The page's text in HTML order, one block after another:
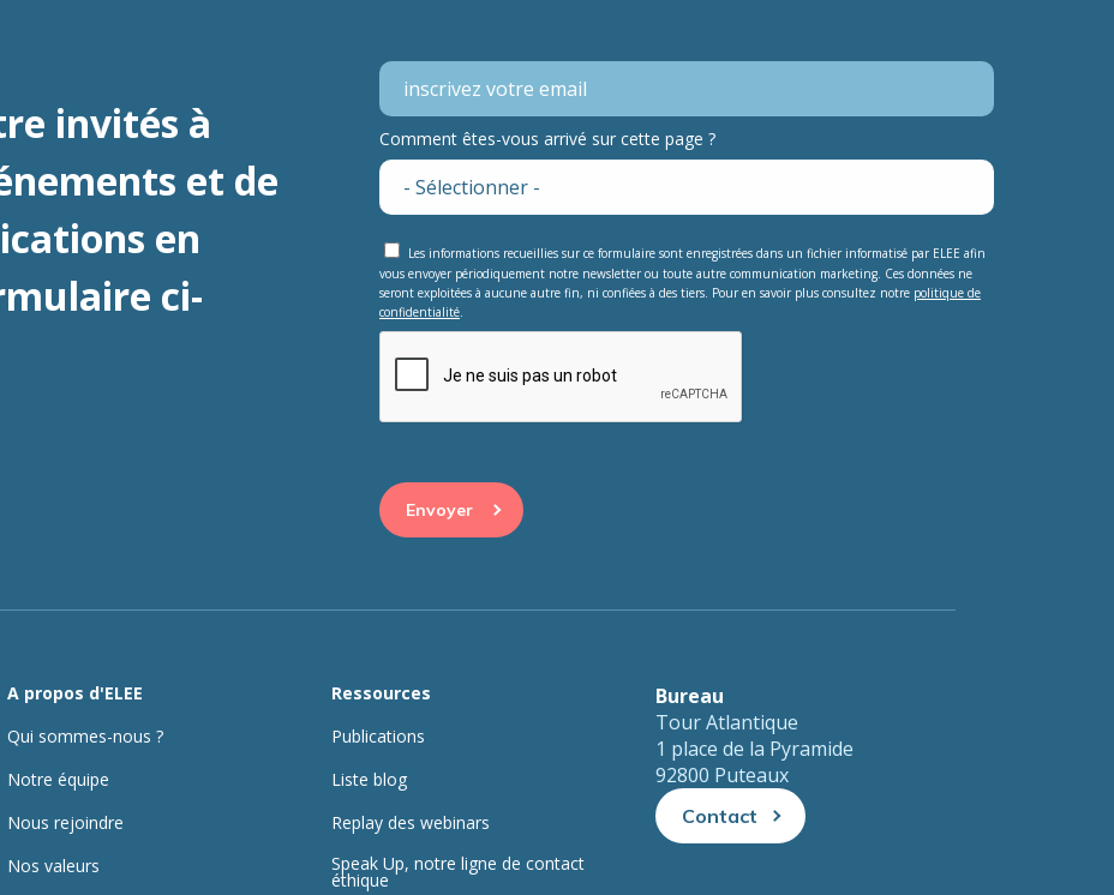
invités à
et de
en
ci-
Comment êtes-vous arrivé sur cette page ?
Les informations recueillies sur ce formulaire sont enregistrées dans un fichier informatisé par ELEE afin
vous envoyer périodiquement notre newsletter ou toute autre communication marketing. Ces données ne
seront exploitées à aucune autre fin, ni confiées à des tiers. Pour en savoir plus consultez notre politique de
confidentialité.
A propos d'ELEE
Qui sommes-nous ?
Notre équipe
Nous rejoindre
Nos valeurs
Ressources
Publications
Liste blog
Replay des webinars
Speak Up, notre ligne de contact
éthique
Bureau
Tour Atlantique
1 place de la Pyramide
92800 Puteaux
Contact